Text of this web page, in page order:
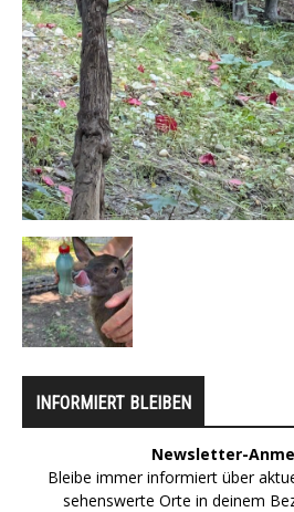
INFORMIERT BLEIBEN
Newsletter-
Bleibe immer informiert über
sehenswerte Orte in deinem